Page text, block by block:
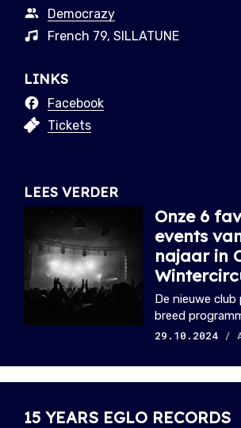
Democrazy
French 79, SILLATUNE
LINKS
Facebook
Tickets
LEES VERDER
Onze 6
events
najaar in
De nieuwe
breed
29.10.2024 /
15 YEARS EGLO RECORDS